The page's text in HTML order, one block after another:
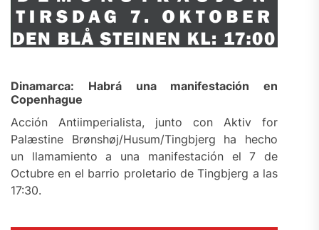
Dinamarca: Habrá una manifestación en
Copenhague
Acción Antiimperialista, junto con Aktiv for
Palæstine Brønshøj/Husum/Tingbjerg ha hecho
un llamamiento a una manifestación el 7 de
Octubre en el barrio proletario de Tingbjerg a las
17:30.